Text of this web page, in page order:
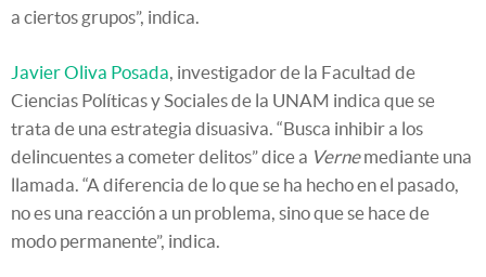
a ciertos grupos”, indica.
Javier Oliva Posada, investigador de la Facultad de
Ciencias Políticas y Sociales de la UNAM indica que se
trata de una estrategia disuasiva. “Busca inhibir a los
delincuentes a cometer delitos” dice a Vernemediante una
llamada. “A diferencia de lo que se ha hecho en el pasado,
no es una reacción a un problema, sino que se hace de
modo permanente”, indica.